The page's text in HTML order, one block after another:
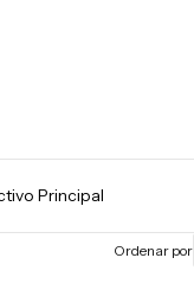
Ordenar por